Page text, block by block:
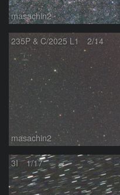
masachin2
235P & C/2025 L1 2/14
masachin2
3I 1/17